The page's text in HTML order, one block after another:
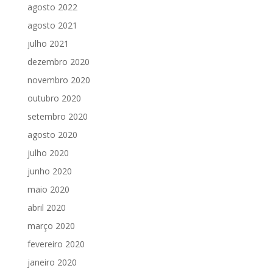
agosto 2022
agosto 2021
julho 2021
dezembro 2020
novembro 2020
outubro 2020
setembro 2020
agosto 2020
julho 2020
junho 2020
maio 2020
abril 2020
março 2020
fevereiro 2020
janeiro 2020